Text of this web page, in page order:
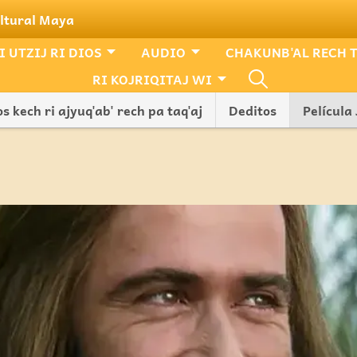
Maya
UTZIJ RI DIOS AUDIO CHAKUNB'AL RECH
kech ri ajyuq'ab' rech pa taq'aj Deditos Película
RI KOJRIQITAJ WI